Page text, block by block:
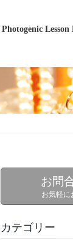
Photogenic Lesson
お問
お気軽に
カテゴリー